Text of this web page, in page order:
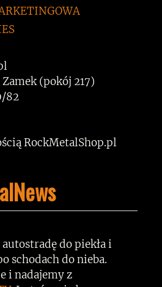
(pokój 217)
82
RockMetalShop.pl
do piekła i
schodach do nieba.
i nadajemy z